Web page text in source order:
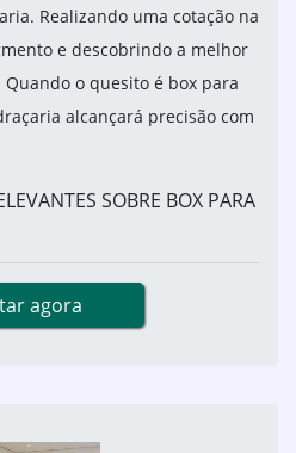
Realizando uma cotação na
e descobrindo a melhor
o quesito é box para
alcançará precisão com
SOBRE BOX PARA
agora